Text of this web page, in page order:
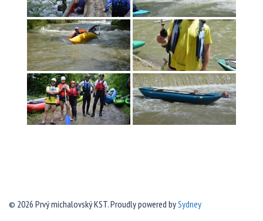
© 2026 Prvý michalovský KST. Proudly powered bySydney